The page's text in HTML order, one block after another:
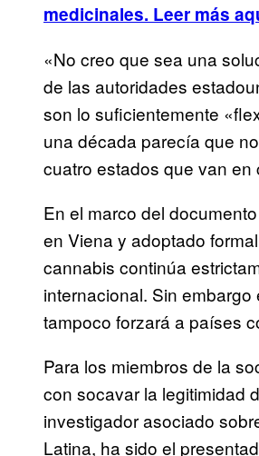
medicinales. Leer más
«No creo que sea una
de las autoridades
son lo suficientemente
una década parecía que
cuatro estados que van en
En el marco del
en Viena y adoptado
cannabis continúa
internacional. Sin
tampoco forzará a países
Para los miembros de la
con socavar la legitimidad
investigador asociado
Latina, ha sido el